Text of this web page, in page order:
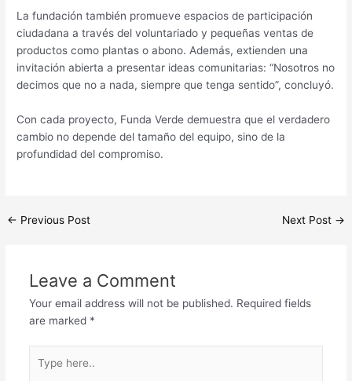
La fundación también promueve espacios de participación
ciudadana a través del voluntariado y pequeñas ventas de
productos como plantas o abono. Además, extienden una
invitación abierta a presentar ideas comunitarias: “Nosotros no
decimos que no a nada, siempre que tenga sentido”, concluyó.
Con cada proyecto, Funda Verde demuestra que el verdadero
cambio no depende del tamaño del equipo, sino de la
profundidad del compromiso.
← Previous Post Next Post →
Leave a Comment
Your email address will not be published. Required fields
are marked *
here..